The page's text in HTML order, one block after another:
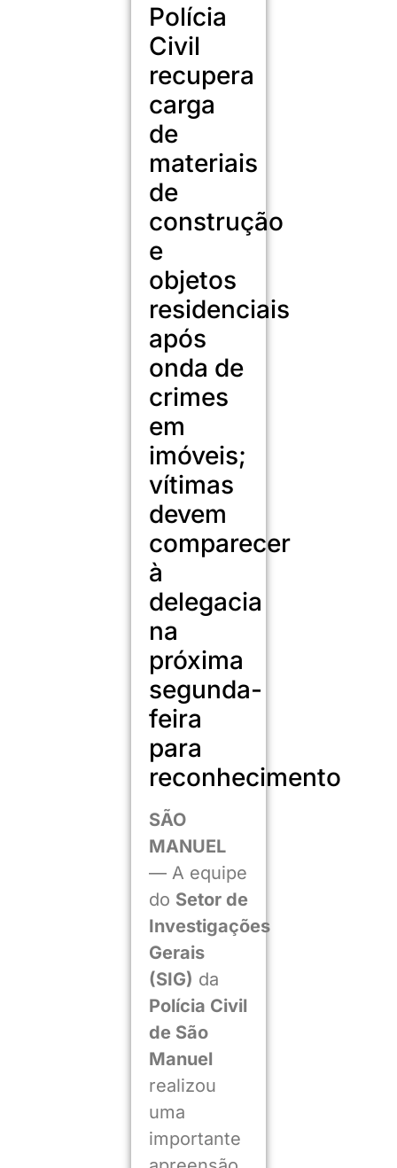
Polícia
Civil
recupera
carga
de
materiais
de
construção
e
objetos
residenciais
após
onda de
crimes
em
imóveis;
vítimas
devem
comparecer
à
delegacia
na
próxima
segunda-
feira
para
reconhecimento
SÃO
MANUEL
— A equipe
do Setor de
Investigações
Gerais
(SIG) da
Polícia Civil
de São
Manuel
realizou
uma
importante